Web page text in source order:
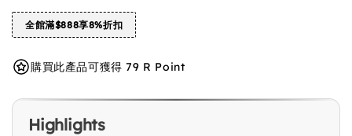
全館滿$888享8%折扣
購買此產品可獲得 79 R Point
Highlights